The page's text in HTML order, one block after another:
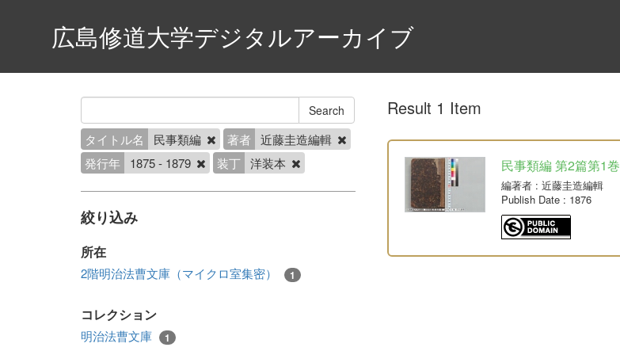
広島修道大学デジタルアーカイブ
タイトル名 民事類編 著者
近藤圭造編輯
発行年
1875 - 1879 装丁 洋装本
絞り込み
所在
2階明治法曹文庫（マイクロ室集密） 1
コレクション
明治法曹文庫 1
Result 1 Item
民事類編 第2篇第1巻
編著者: 近藤圭造編輯
Publish Date: 1876